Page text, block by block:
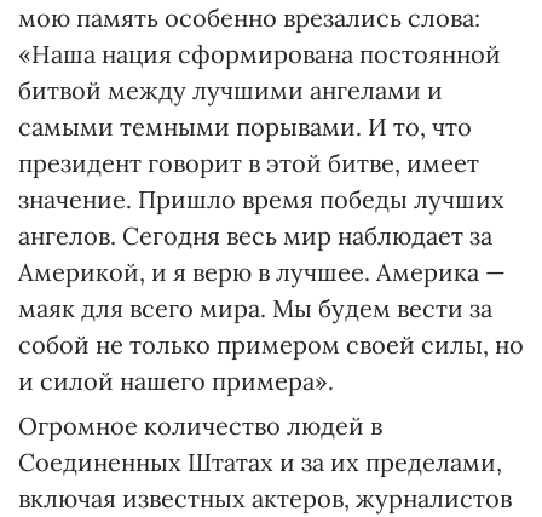
мою память особенно врезались слова:
«Наша нация сформирована постоянной
битвой между лучшими ангелами и
самыми темными порывами. И то, что
президент говорит в этой битве, имеет
значение. Пришло время победы лучших
ангелов. Сегодня весь мир наблюдает за
Америкой, и я верю в лучшее. Америка —
маяк для всего мира. Мы будем вести за
собой не только примером своей силы, но
и силой нашего примера».
Огромное количество людей в
Соединенных Штатах и за их пределами,
включая известных актеров, журналистов